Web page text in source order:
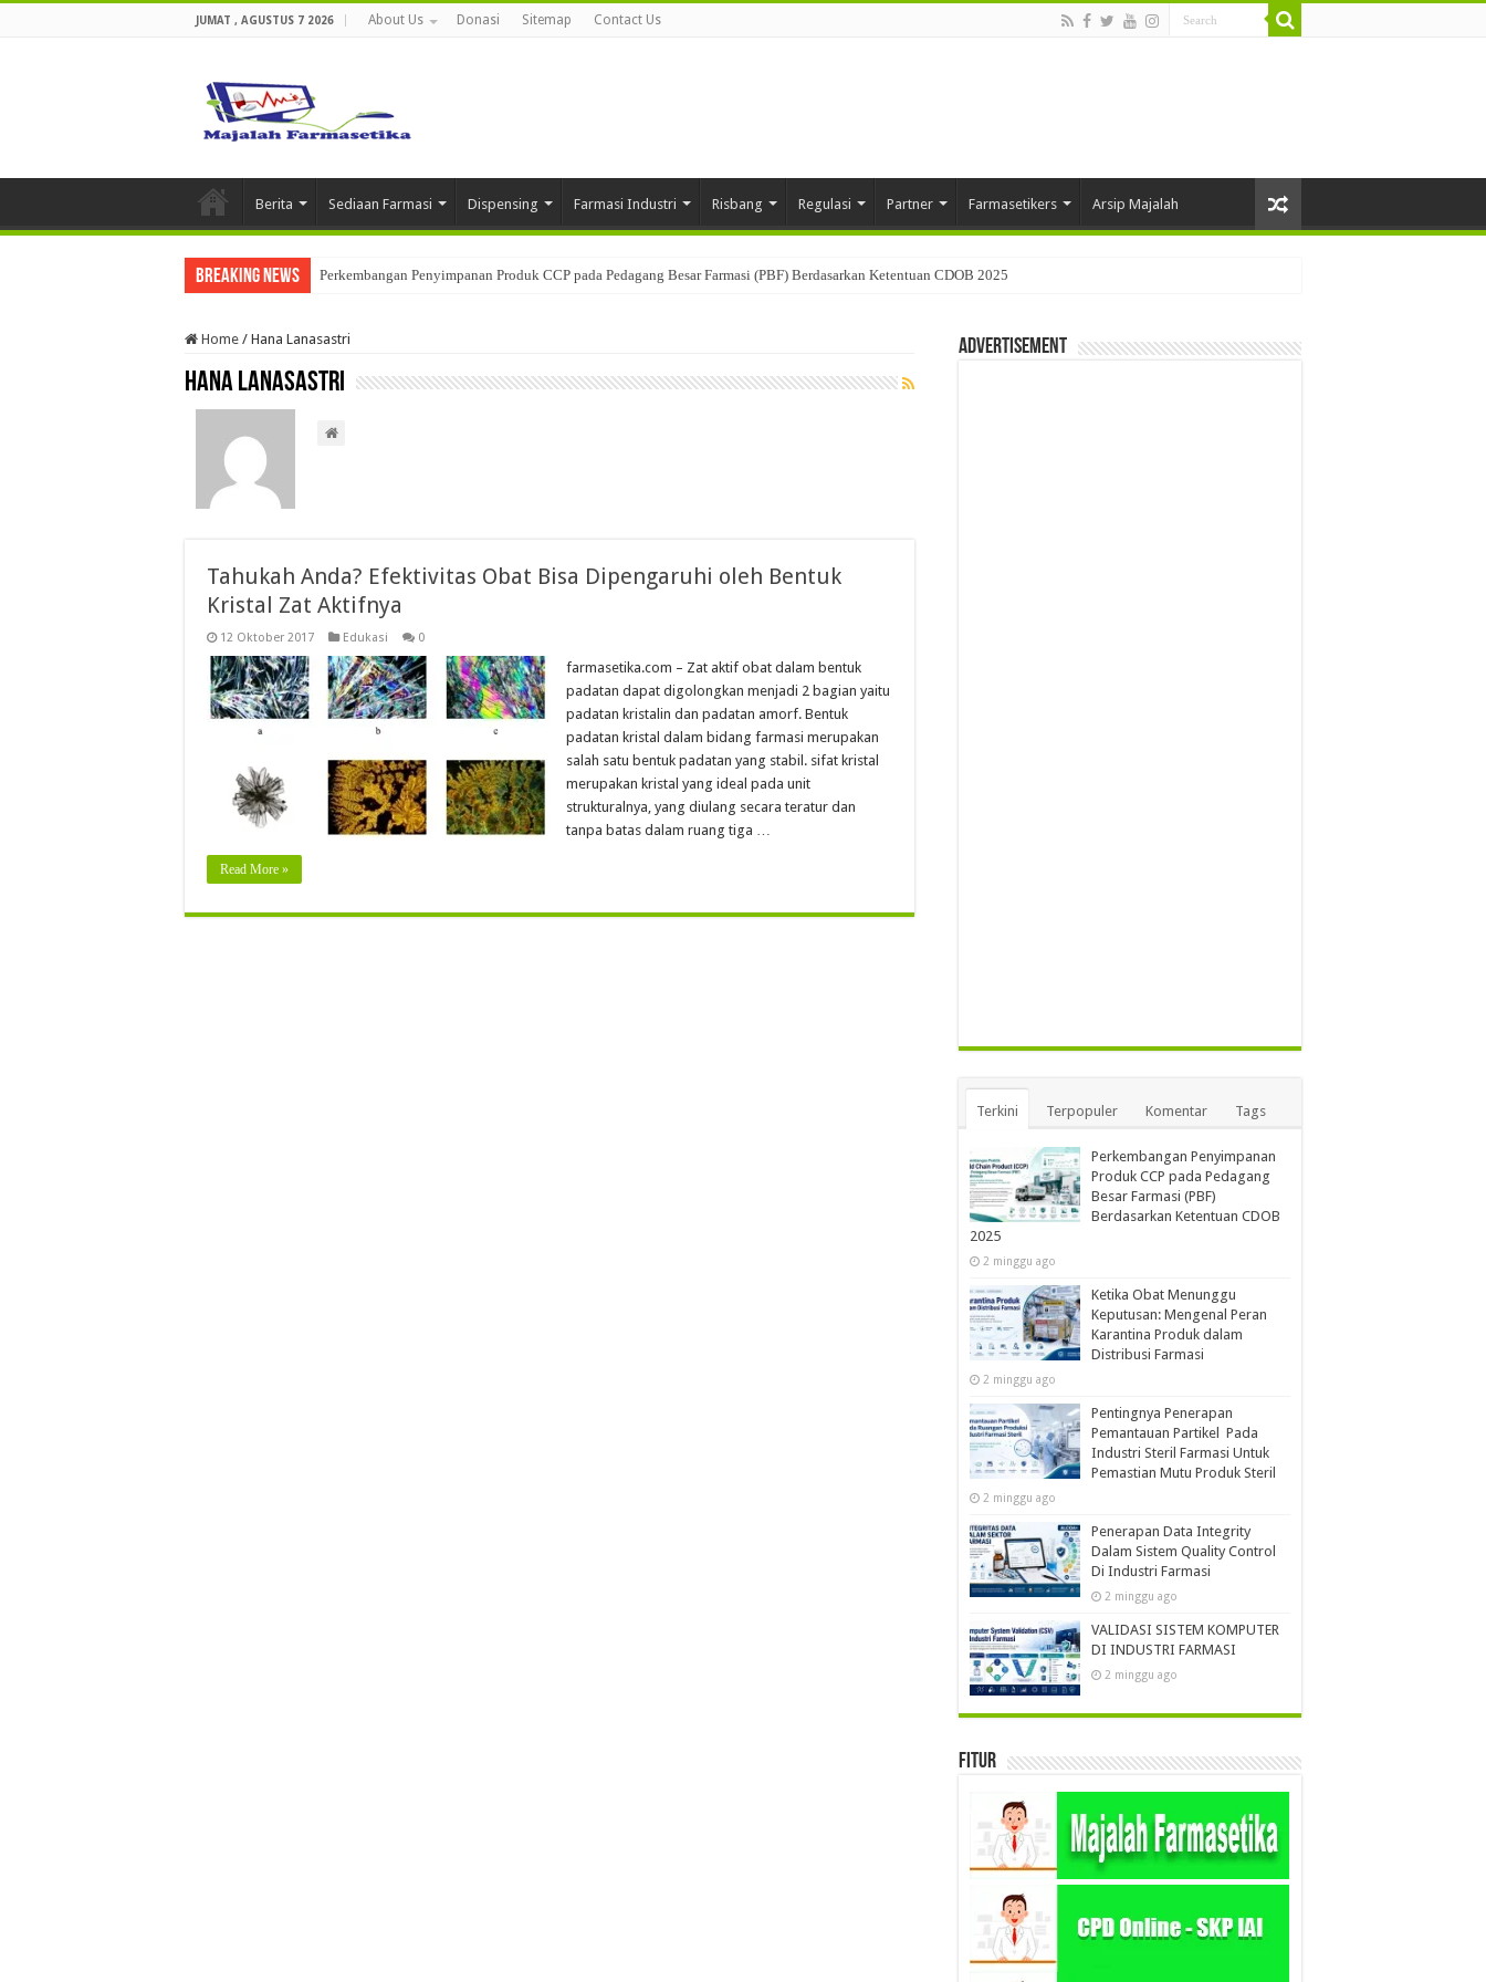
JUMAT , AGUSTUS 7 2026 About Us Donasi Sitemap Contact Us
Berita Sediaan Farmasi Dispensing Farmasi Industri Risbang Regulasi Partner Farmasetikers Arsip Majalah
Breaking News Perkembangan Penyimpanan Produk CCP pada Pedagang Besar Farmasi (PBF) Berdasarkan Ketentuan CDOB 2025
Home / Hana Lanasastri
Hana Lanasastri
Tahukah Anda? Efektivitas Obat Bisa Dipengaruhi oleh Bentuk
Kristal Zat Aktifnya
12 Oktober 2017 Edukasi 0
farmasetika.com – Zat aktif obat dalam bentuk
padatan dapat digolongkan menjadi 2 bagian yaitu
padatan kristalin dan padatan amorf. Bentuk
padatan kristal dalam bidang farmasi merupakan
salah satu bentuk padatan yang stabil. sifat kristal
merupakan kristal yang ideal pada unit
strukturalnya, yang diulang secara teratur dan
tanpa batas dalam ruang tiga …
Read More »
Advertisement
Terkini Terpopuler Komentar Tags
Perkembangan Penyimpanan
Produk CCP pada Pedagang
Besar Farmasi (PBF)
Berdasarkan Ketentuan CDOB
2025
2 minggu ago
Ketika Obat Menunggu
Keputusan: Mengenal Peran
Karantina Produk dalam
Distribusi Farmasi
2 minggu ago
Pentingnya Penerapan
Pemantauan Partikel Pada
Industri Steril Farmasi Untuk
Pemastian Mutu Produk Steril
2 minggu ago
Penerapan Data Integrity
Dalam Sistem Quality Control
Di Industri Farmasi
2 minggu ago
VALIDASI SISTEM KOMPUTER
DI INDUSTRI FARMASI
2 minggu ago
Fitur